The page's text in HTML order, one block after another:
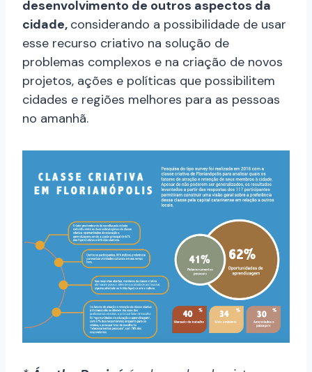
desenvolvimento de outros aspectos da
cidade, considerando a possibilidade de usar
esse recurso criativo na solução de
problemas complexos e na criação de novos
projetos, ações e políticas que possibilitem
cidades e regiões melhores para as pessoas
no amanhã.